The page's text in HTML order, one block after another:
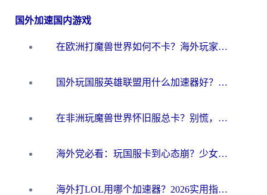
国外加速国内游戏
在欧洲打魔兽世界如何不卡？海外玩家的国服游戏加速终极攻略
国外玩国服英雄联盟用什么加速器好？海外党亲测有效的国服游戏加速指南
在非洲玩魔兽世界怀旧服总卡？别慌，这份指南帮你丝滑开荒
海外党必看：玩国服卡到心态崩？少女前线云图计划加速器免费推荐+碧蓝航线足球世界流畅攻略
海外打LOL用哪个加速器？2026实用指南：从延迟到设备适配，一篇解决你的国服游戏痛点